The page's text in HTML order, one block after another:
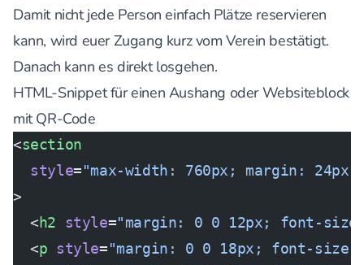
Damit nicht jede Person einfach Plätze reservieren
kann, wird euer Zugang kurz vom Verein bestätigt.
Danach kann es direkt losgehen.
HTML-Snippet für einen Aushang oder Websiteblock
mit QR-Code
<section
  style
="max-width: 760px; margin:
>
  <
h2 style="margin: 0 0 12px; font-
  <
p style="margin: 0 0 18px; font-size: